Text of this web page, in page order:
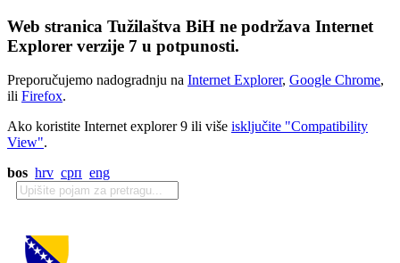
Web stranica Tužilaštva BiH ne podržava Internet
Explorer verzije 7 u potpunosti.
Preporučujemo nadogradnju na Internet Explorer, Google Chrome,
ili Firefox.
Ako koristite Internet explorer 9 ili više isključite "Compatibility
View".
bos hrv срп eng